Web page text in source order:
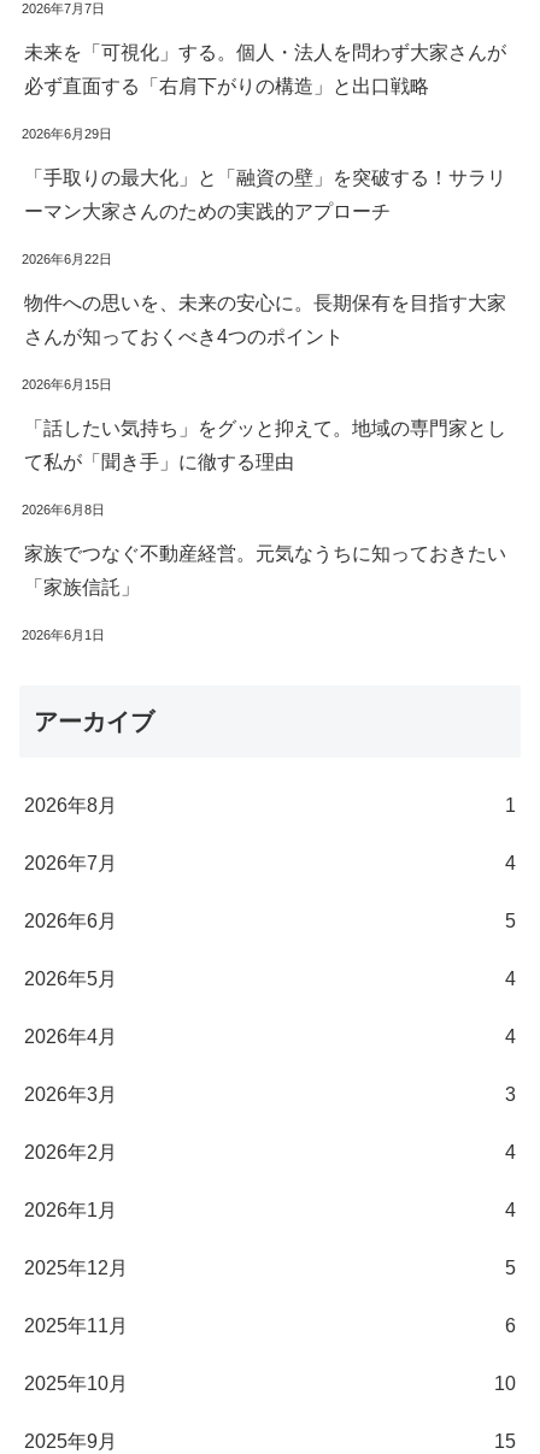
2026年7月7日
未来を「可視化」する。個人・法人を問わず大家さんが
必ず直面する「右肩下がりの構造」と出口戦略
2026年6月29日
「手取りの最大化」と「融資の壁」を突破する！サラリ
ーマン大家さんのための実践的アプローチ
2026年6月22日
物件への思いを、未来の安心に。長期保有を目指す大家
さんが知っておくべき4つのポイント
2026年6月15日
「話したい気持ち」をグッと抑えて。地域の専門家とし
て私が「聞き手」に徹する理由
2026年6月8日
家族でつなぐ不動産経営。元気なうちに知っておきたい
「家族信託」
2026年6月1日
アーカイブ
2026年8月 1
2026年7月 4
2026年6月 5
2026年5月 4
2026年4月 4
2026年3月 3
2026年2月 4
2026年1月 4
2025年12月 5
2025年11月 6
2025年10月 10
2025年9月 15